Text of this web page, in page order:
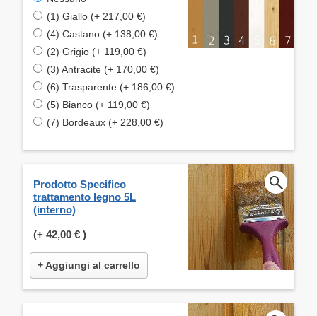
(1) Giallo (+ 217,00 €)
(4) Castano (+ 138,00 €)
(2) Grigio (+ 119,00 €)
(3) Antracite (+ 170,00 €)
(6) Trasparente (+ 186,00 €)
(5) Bianco (+ 119,00 €)
(7) Bordeaux (+ 228,00 €)
Prodotto Specifico
trattamento legno 5L
(interno)
(+ 42,00 € )
+ Aggiungi al carrello